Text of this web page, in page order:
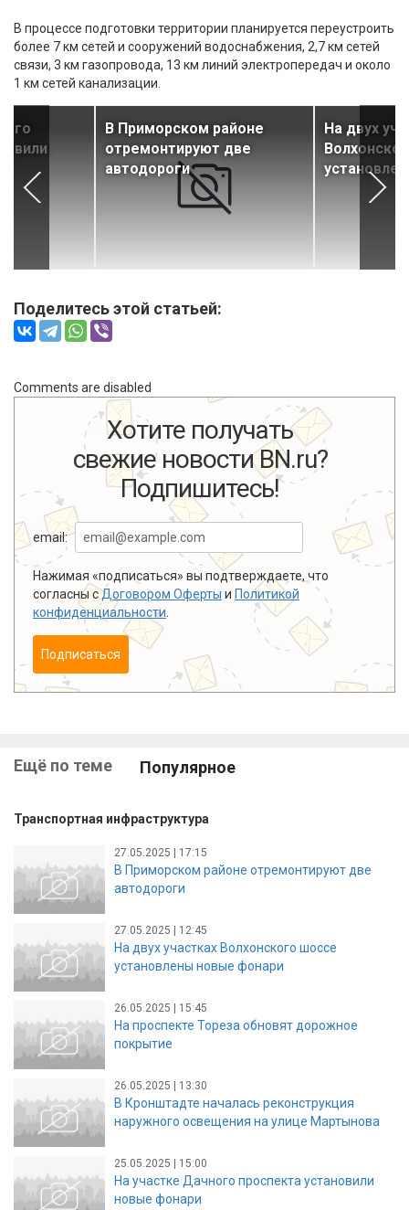
В процессе подготовки территории планируется переустроить
более 7 км сетей и сооружений водоснабжения, 2,7 км сетей
связи, 3 км газопровода, 13 км линий электропередач и около
1 км сетей канализации.
В Приморском районе
отремонтируют две
автодороги
На двух
Поделитесь этой статьей:
Comments are disabled
Хотите получать
свежие новости BN.ru?
Подпишитесь!
email:
Нажимая «подписаться» вы подтверждаете, что
согласны сДоговором Оферты и Политикой
конфиденциальности
Подписаться
Ещё по теме Популярное
Транспортная инфраструктура
27.05.2025 | 17:15
В Приморском районе отремонтируют две
автодороги
27.05.2025 | 12:45
На двух участках Волхонского шоссе
установлены новые фонари
26.05.2025 | 15:45
На проспекте Тореза обновят дорожное
покрытие
26.05.2025 | 13:30
В Кронштадте началась реконструкция
наружного освещения на улице Мартынова
25.05.2025 | 15:00
На участке Дачного проспекта установили
новые фонари